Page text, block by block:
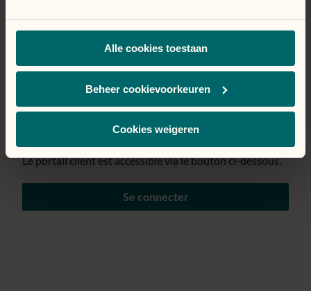
Alle cookies toestaan
Beheer cookievoorkeuren
Cookies weigeren
Page temporairement
indisponible.
Nous mettons tout en œuvre pour résoudre le problème
au plus vite. Nous nous excusons pour la gêne
Le portail client est accessible via le bouton ci-dessous.
Se connecter